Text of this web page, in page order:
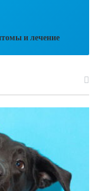
и лечение